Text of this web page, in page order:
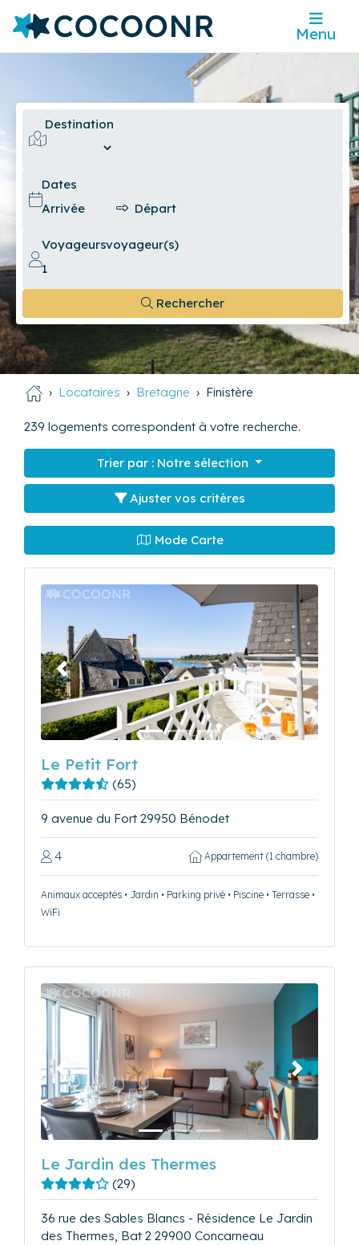
Menu
Destination
Dates
Voyageursvoyageur(s)
Rechercher
Locataires Bretagne Finistère
239 logements correspondent à votre recherche.
Trier par : Notre sélection
Ajuster vos critères
Mode Carte
Précédent Suivant
Le Petit Fort
(65)
9 avenue du Fort 29950 Bénodet
4 Appartement (1 chambre)
Animaux acceptés • Jardin • Parking privé • Piscine • Terrasse •
WiFi
Précédent Suivant
Le Jardin des Thermes
(29)
36 rue des Sables Blancs - Résidence Le Jardin
des Thermes, Bat 2 29900 Concarneau